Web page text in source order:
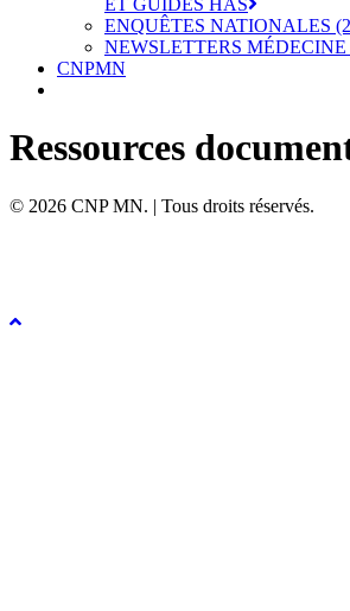
ET GUIDES HAS
ENQUÊTES NATIONALES
NEWSLETTERS
CNPMN
Ressources
© 2026 CNP MN. | Tous droits réservés.